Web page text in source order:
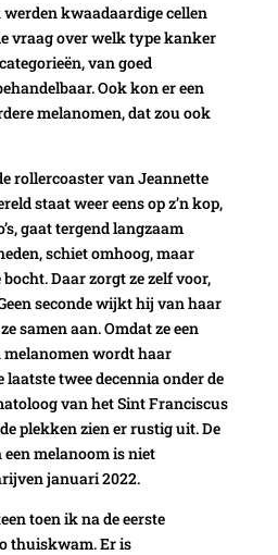
kwaadaardige cellen
vraag over welk type kanker
van goed
Ook kon er een
melanomen, dat zou ook
rollercoaster van Jeannette
staat weer eens op z’n kop,
gaat tergend langzaam
schiet omhoog, maar
Daar zorgt ze zelf voor,
seconde wijkt hij van haar
samen aan. Omdat ze een
melanomen wordt haar
laatste twee decennia onder de
van het Sint Franciscus
plekken zien er rustig uit. De
melanoom is niet
januari 2022.
toen ik na de eerste
thuiskwam. Er is